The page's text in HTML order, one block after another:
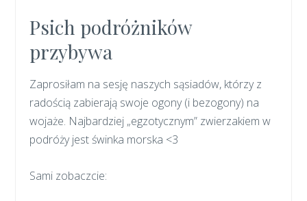
Psich podróżników
przybywa
Zaprosiłam na sesję naszych sąsiadów, którzy z
radością zabierają swoje ogony (i bezogony) na
wojaże. Najbardziej „egzotycznym” zwierzakiem w
podróży jest świnka morska <3
Sami zobaczcie: